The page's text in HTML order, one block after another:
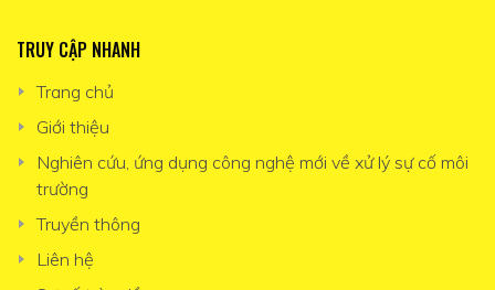
TRUY CẬP NHANH
Trang chủ
Giới thiệu
Nghiên cứu, ứng dụng công nghệ mới về xử lý sự cố môi
trường
Truyền thông
Liên hệ